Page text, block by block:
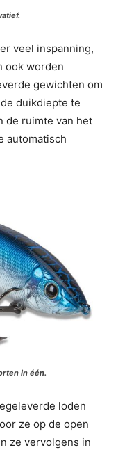
veel inspanning,
ook worden
gewichten om
duikdiepte te
de ruimte van het
automatisch
in één.
loden
ze op de open
ze vervolgens in